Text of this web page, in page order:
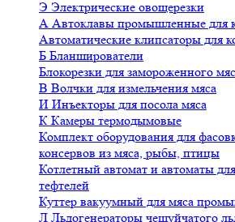
Э Электрические овощерезки
А Автоклавы промышленные для
Автоматические клипсаторы для
Б Бланширователи
Блокорезки для замороженного
В Волчки для измельчения мяса
И Инъекторы для посола мяса
К Камеры термодымовые
Комплект оборудования для
консервов из мяса, рыбы, птицы
Котлетный автомат и автоматы
тефтелей
Куттер вакуумный для мяса
Л Льдогенераторы чешуйчатого